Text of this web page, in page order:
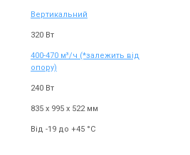
Вертикальний
320 Вт
400-470 м³/ч (*залежить від
опору)
240 Вт
835 х 995 х 522 мм
Від -19 до +45 °С